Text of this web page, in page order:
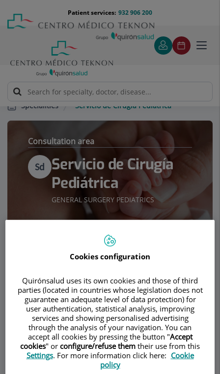
content
Menú
teléfono
cabecera
932 906 200
Patient services:
Specialities Servicio de Cirugía Pediátrica
Consultation area
Sd
Servicio de Cirugía
Pediátrica
GENERAL SURGERY PEDIATRICS
Description Services Contact Relevant details
Opening hours
Make an appointment
Description
Equipo de Cirugía Pediátrica
Cookies configuration
Quirónsalud uses its own cookies and those of third
parties (located in countries whose legislation does not
guarantee an adequate level of data protection) for
user authentication, statistical analysis, improving
services and showing personalised advertising
through the analysis of your navigation. You can
accept all cookies by pressing the button "Accept
cookies" or configure/refuse them their use from this
Settings. For more information click here: Cookie
policy